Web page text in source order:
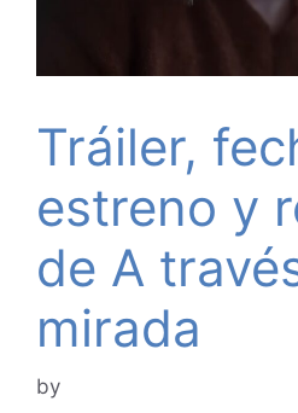
Tráiler,
estreno y
de A
mirada
by